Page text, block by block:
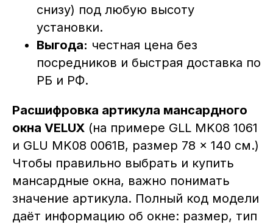
снизу) под любую высоту
установки.
Выгода: честная цена без
посредников и быстрая доставка по
РБ и РФ.
Расшифровка артикула мансардного
окна VELUX (на примере GLL MK08 1061
и GLU MK08 0061B, размер 78 × 140 см.)
Чтобы правильно выбрать и купить
мансардные окна, важно понимать
значение артикула. Полный код модели
даёт информацию об окне: размер, тип